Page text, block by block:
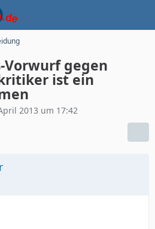
gegen
ist ein
2013 um 17:42